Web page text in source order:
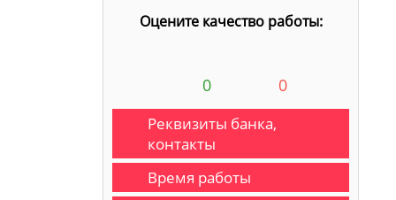
Оцените качество работы:
0 0
Реквизиты банка,
контакты
Время работы